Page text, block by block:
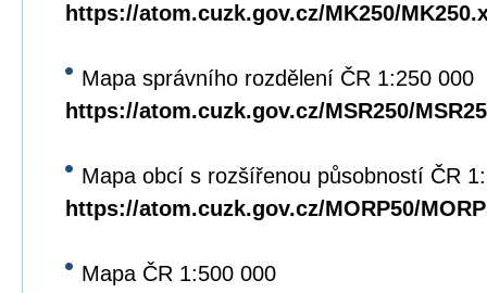
https://atom.cuzk.gov.cz/MK250/
Mapa správního rozdělení ČR 1:250 000
https://atom.cuzk.gov.cz/MSR250/
Mapa obcí s rozšířenou působností ČR
https://atom.cuzk.gov.cz/MORP50/
Mapa ČR 1:500 000